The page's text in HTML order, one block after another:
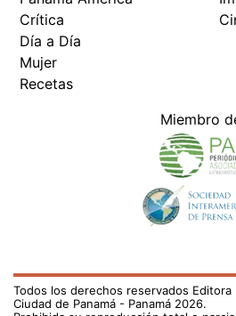
Crítica
Día a Día
Mujer
Recetas
Miembro
Todos los derechos reservados Editora
Ciudad de Panamá - Panamá 2026.